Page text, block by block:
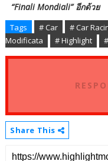
“Finali Mondiali” อีกด้วย
Tags # Car # Car
Modificata
# Highlight
Share This